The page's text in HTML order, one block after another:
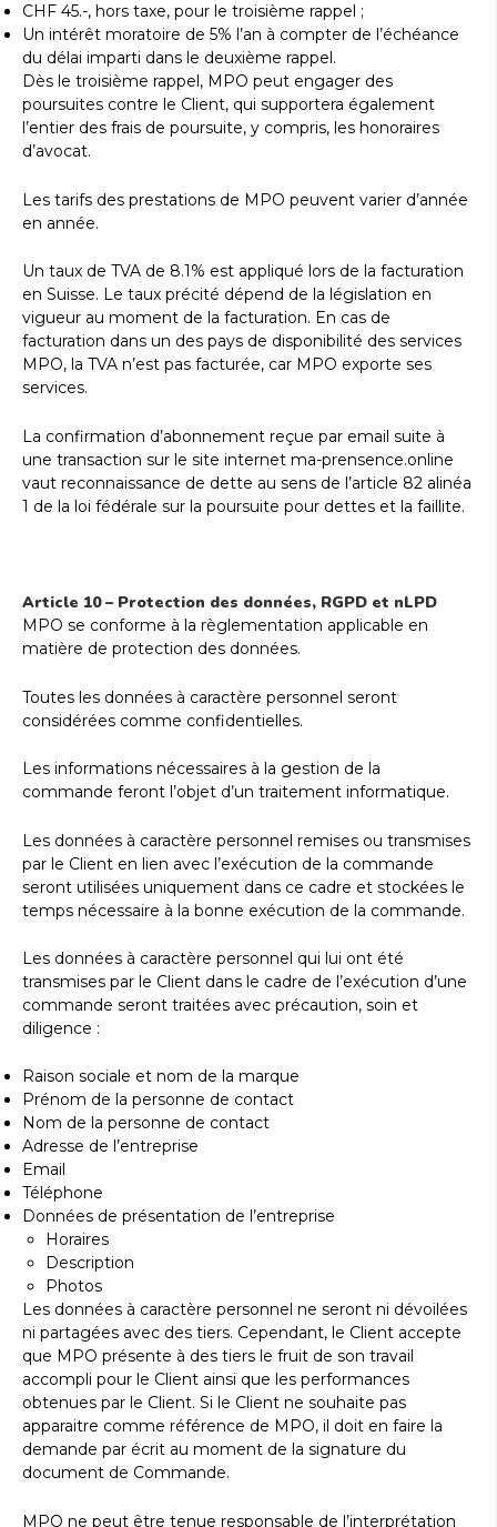
CHF 45.-, hors taxe, pour le troisième rappel ;
Un intérêt moratoire de 5% l’an à compter de l’échéance
du délai imparti dans le deuxième rappel.
Dès le troisième rappel, MPO peut engager des
poursuites contre le Client, qui supportera également
l’entier des frais de poursuite, y compris, les honoraires
d’avocat.
Les tarifs des prestations de MPO peuvent varier d’année
en année.
Un taux de TVA de 8.1% est appliqué lors de la facturation
en Suisse. Le taux précité dépend de la législation en
vigueur au moment de la facturation. En cas de
facturation dans un des pays de disponibilité des services
MPO, la TVA n’est pas facturée, car MPO exporte ses
services.
La confirmation d’abonnement reçue par email suite à
une transaction sur le site internet ma-prensence.online
vaut reconnaissance de dette au sens de l’article 82 alinéa
1 de la loi fédérale sur la poursuite pour dettes et la faillite.
Article 10 – Protection des données, RGPD et nLPD
MPO se conforme à la règlementation applicable en
matière de protection des données.
Toutes les données à caractère personnel seront
considérées comme confidentielles.
Les informations nécessaires à la gestion de la
commande feront l’objet d’un traitement informatique.
Les données à caractère personnel remises ou transmises
par le Client en lien avec l’exécution de la commande
seront utilisées uniquement dans ce cadre et stockées le
temps nécessaire à la bonne exécution de la commande.
Les données à caractère personnel qui lui ont été
transmises par le Client dans le cadre de l’exécution d’une
commande seront traitées avec précaution, soin et
diligence :
Raison sociale et nom de la marque
Prénom de la personne de contact
Nom de la personne de contact
Adresse de l’entreprise
Email
Téléphone
Données de présentation de l’entreprise
Horaires
Description
Photos
Les données à caractère personnel ne seront ni dévoilées
ni partagées avec des tiers. Cependant, le Client accepte
que MPO présente à des tiers le fruit de son travail
accompli pour le Client ainsi que les performances
obtenues par le Client. Si le Client ne souhaite pas
apparaitre comme référence de MPO, il doit en faire la
demande par écrit au moment de la signature du
document de Commande.
MPO ne peut être tenue responsable de l’interprétation